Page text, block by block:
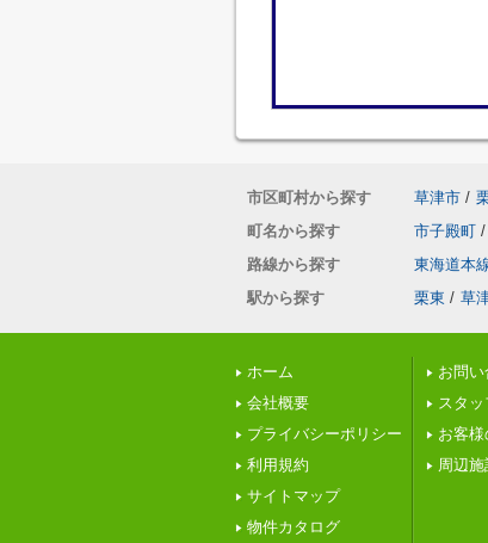
市区町村から探す 草津市 /
町名から探す
市子殿町 /
路線から探す
東海道本
駅から探す
栗東 / 草
ホーム
会社概要
プライバシーポリシー
利用規約
サイトマップ
物件カタログ
お問
スタ
お客
周辺